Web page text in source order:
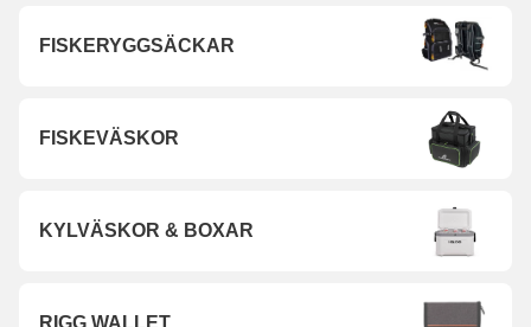
FISKERYGGSÄCKAR
FISKEVÄSKOR
KYLVÄSKOR & BOXAR
RIGG WALLET